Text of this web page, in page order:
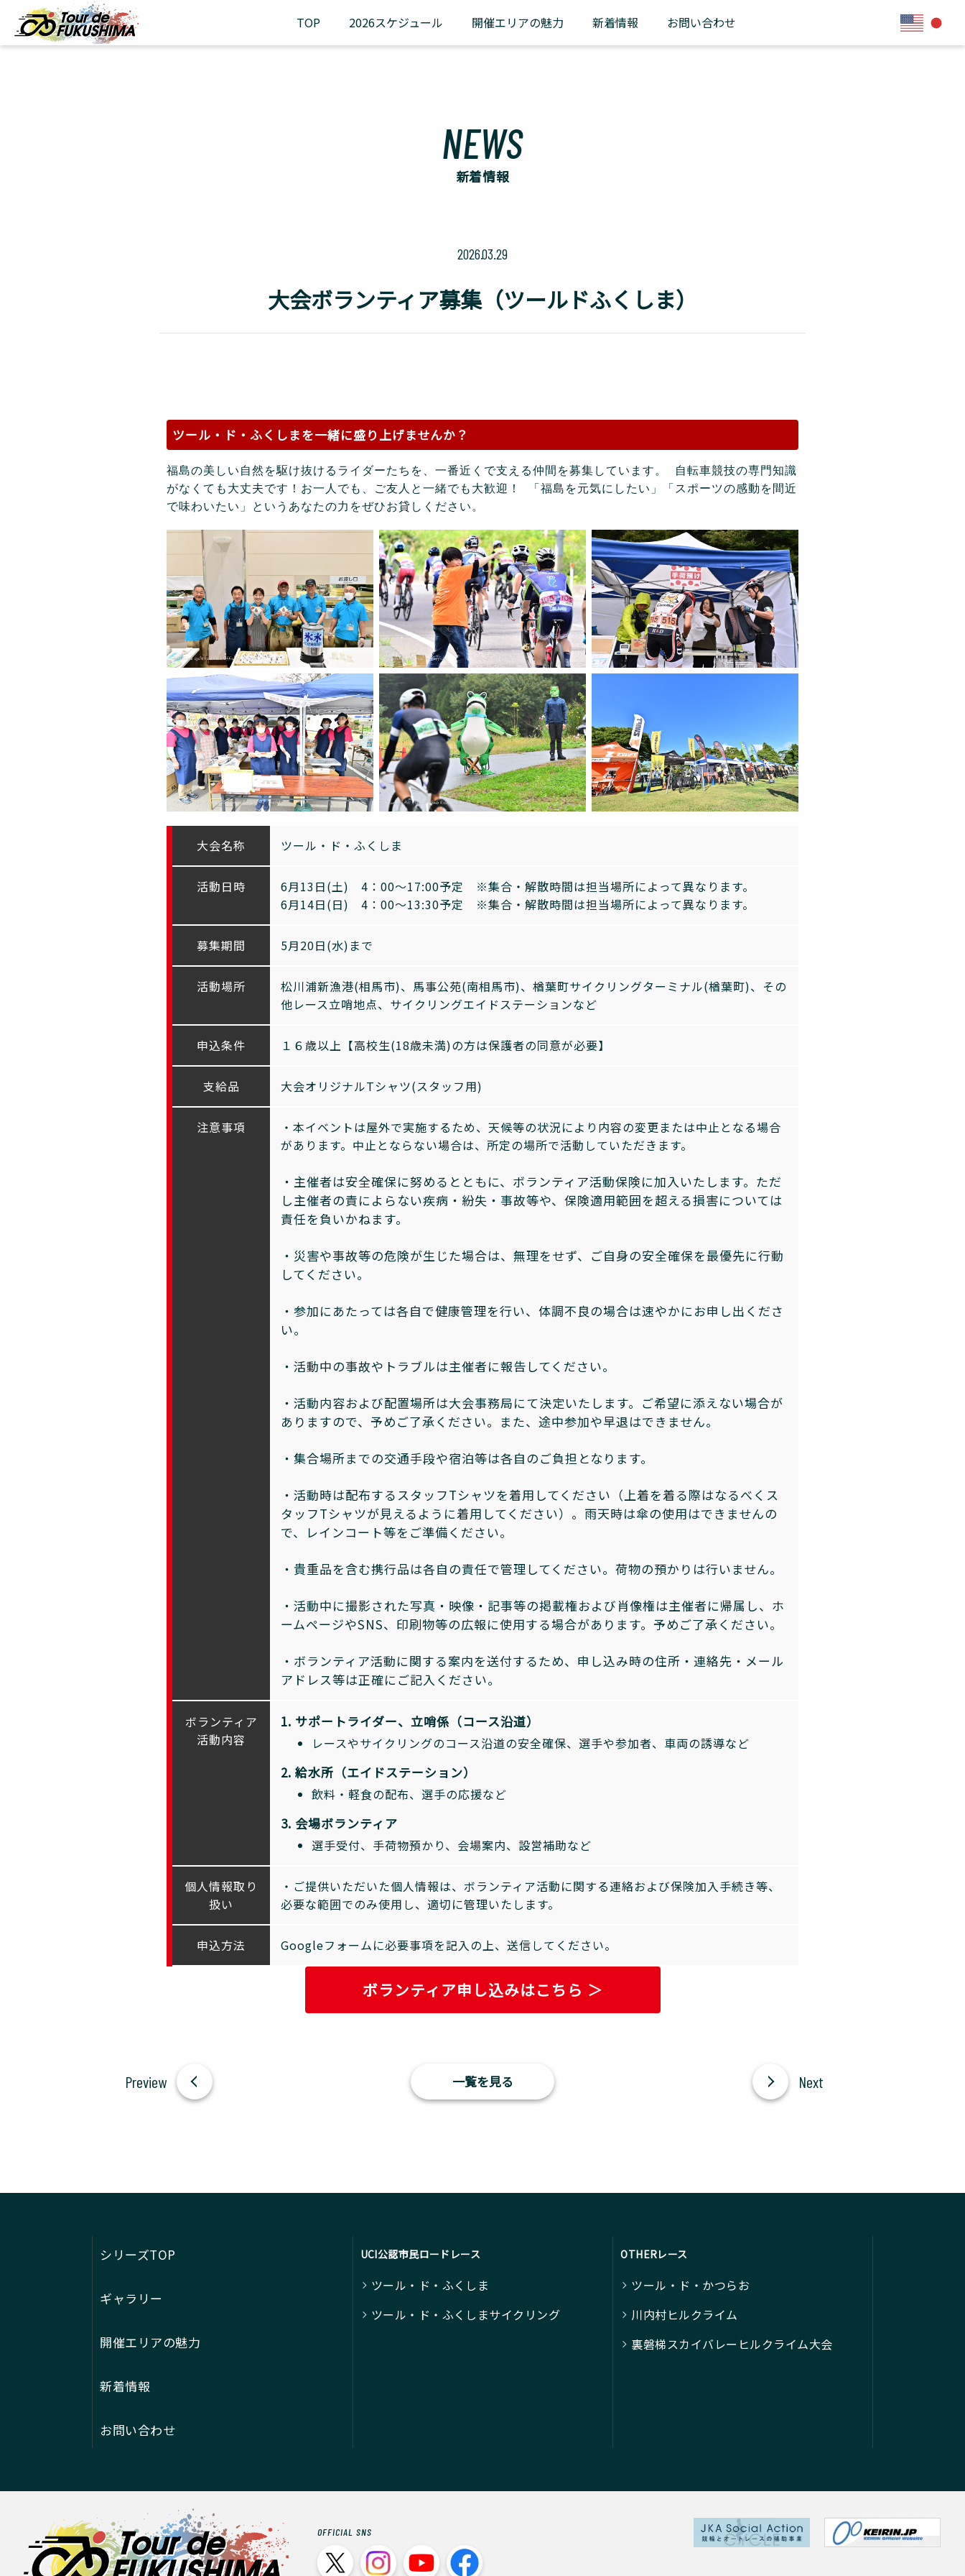
TOP 2026スケジュール
UCI公認市民ロードレース
ツール・ド・かつらお
開催エリアの魅力 新着情報 お問い合わせ
NEWS
新着情報
2026.03.29
大会ボランティア募集（ツールドふくしま）
ツール・ド・ふくしまを一緒に盛り上げませんか？
福島の美しい自然を駆け抜けるライダーたちを、一番近くで支える仲間を募集しています。 自転車競技の専門知識
がなくても大丈夫です！お一人でも、ご友人と一緒でも大歓迎！ 「福島を元気にしたい」「スポーツの感動を間近
で味わいたい」というあなたの力をぜひお貸しください。
大会名称 ツール・ド・ふくしま
活動日時
6月13日(土) 4：00～17:00予定 ※集合・解散時間は担当場所によって異なります。
6月14日(日) 4：00～13:30予定 ※集合・解散時間は担当場所によって異なります。
募集期間 5月20日(水)まで
活動場所
松川浦新漁港(相馬市)、馬事公苑(南相馬市)、楢葉町サイクリングターミナル(楢葉町)、その
他レース立哨地点、サイクリングエイドステーションなど
申込条件 １６歳以上【高校生(18歳未満)の方は保護者の同意が必要】
支給品 大会オリジナルTシャツ(スタッフ用)
注意事項
・本イベントは屋外で実施するため、天候等の状況により内容の変更または中止となる場合
があります。中止とならない場合は、所定の場所で活動していただきます。
・主催者は安全確保に努めるとともに、ボランティア活動保険に加入いたします。ただ
し主催者の責によらない疾病・紛失・事故等や、保険適用範囲を超える損害については
責任を負いかねます。
・災害や事故等の危険が生じた場合は、無理をせず、ご自身の安全確保を最優先に行動
してください。
・参加にあたっては各自で健康管理を行い、体調不良の場合は速やかにお申し出くださ
い。
・活動中の事故やトラブルは主催者に報告してください。
・活動内容および配置場所は大会事務局にて決定いたします。ご希望に添えない場合が
ありますので、予めご了承ください。また、途中参加や早退はできません。
・集合場所までの交通手段や宿泊等は各自のご負担となります。
・活動時は配布するスタッフTシャツを着用してください（上着を着る際はなるべくス
タッフTシャツが見えるように着用してください）。雨天時は傘の使用はできませんの
で、レインコート等をご準備ください。
・貴重品を含む携行品は各自の責任で管理してください。荷物の預かりは行いません。
・活動中に撮影された写真・映像・記事等の掲載権および肖像権は主催者に帰属し、ホ
ームページやSNS、印刷物等の広報に使用する場合があります。予めご了承ください。
・ボランティア活動に関する案内を送付するため、申し込み時の住所・連絡先・メール
アドレス等は正確にご記入ください。
ボランティア
活動内容
1. サポートライダー、立哨係（コース沿道）
レースやサイクリングのコース沿道の安全確保、選手や参加者、車両の誘導など
2. 給水所（エイドステーション）
飲料・軽食の配布、選手の応援など
3. 会場ボランティア
選手受付、手荷物預かり、会場案内、設営補助など
個人情報取り
扱い
・ご提供いただいた個人情報は、ボランティア活動に関する連絡および保険加入手続き等、
必要な範囲でのみ使用し、適切に管理いたします。
申込方法 Googleフォームに必要事項を記入の上、送信してください。
ボランティア申し込みはこちら ＞
一覧を見る
シリーズTOP
ギャラリー
開催エリアの魅力
新着情報
お問い合わせ
UCI公認市民ロードレース
ツール・ド・ふくしま
ツール・ド・ふくしまサイクリング
OTHERレース
ツール・ド・かつらお
川内村ヒルクライム
裏磐梯スカイバレーヒルクライム大会
OFFICIAL SNS